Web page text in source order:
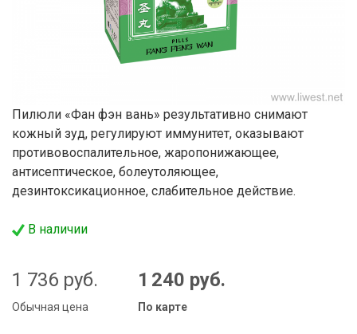
Пилюли «Фан фэн вань» результативно снимают
кожный зуд, регулируют иммунитет, оказывают
противовоспалительное, жаропонижающее,
антисептическое, болеутоляющее,
дезинтоксикационное, слабительное действие.
В наличии
1 736 руб.
Обычная цена
1 240 руб.
По карте